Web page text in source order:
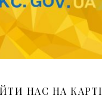
НАС НА КАРТІ